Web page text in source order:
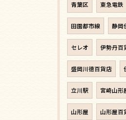
青葉区 東急電鉄
田園都市線 静岡
セレオ 伊勢丹百
盛岡川徳百貨店
立川駅 宮崎山形
山形屋 山形屋百